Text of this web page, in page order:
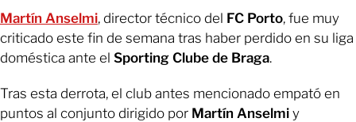
Martín Anselmi, director técnico del FC Porto, fue muy
criticado este fin de semana tras haber perdido en su liga
doméstica ante el Sporting Clube de Braga.
Tras esta derrota, el club antes mencionado empató en
puntos al conjunto dirigido por Martín Anselmi y